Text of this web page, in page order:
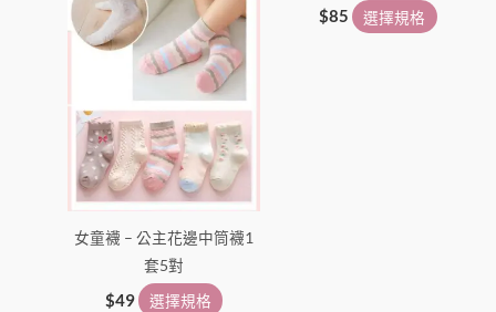
女童襪 – 公主花邊中筒襪1
套5對
$49 選擇規格
品
頁
面
選
擇
選
項
$85 選擇規格
品